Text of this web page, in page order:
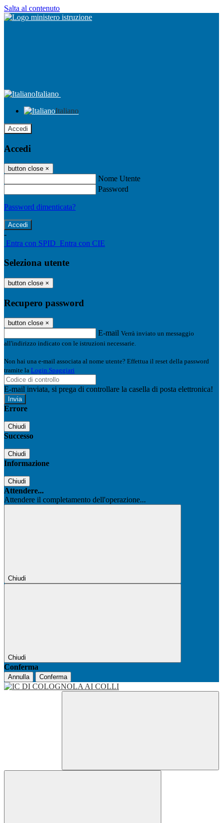
Salta al contenuto
Italiano
Italiano
Accedi
Accedi
button close ×
Nome Utente
Password
Password dimenticata?
-
Entra con SPID Entra con CIE
Seleziona utente
button close ×
Recupero password
button close ×
E-mail Verrà inviato un messaggio
all'indirizzo indicato con le istruzioni necessarie.
Non hai una e-mail associata al nome utente? Effettua il reset della password
tramite la Login Spaggiari
E-mail inviata, si prega di controllare la casella di posta elettronica!
Errore
Chiudi
Successo
Chiudi
Informazione
Chiudi
Attendere...
Attendere il completamento dell'operazione...
Chiudi
Chiudi
Conferma
Annulla Conferma